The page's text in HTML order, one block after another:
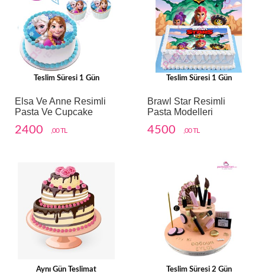
Teslim Süresi 1 Gün
Elsa Ve Anne Resimli
Pasta Ve Cupcake
2400 ,00 TL
Teslim Süresi 1 Gün
Brawl Star Resimli
Pasta Modelleri
4500 ,00 TL
Aynı Gün Teslimat Teslim Süresi 2 Gün